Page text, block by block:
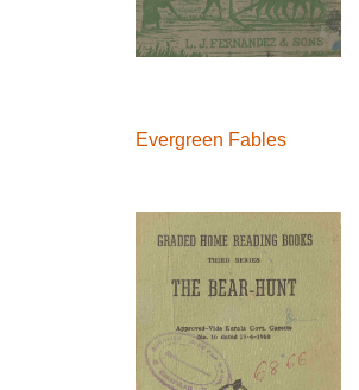
Evergreen Fables